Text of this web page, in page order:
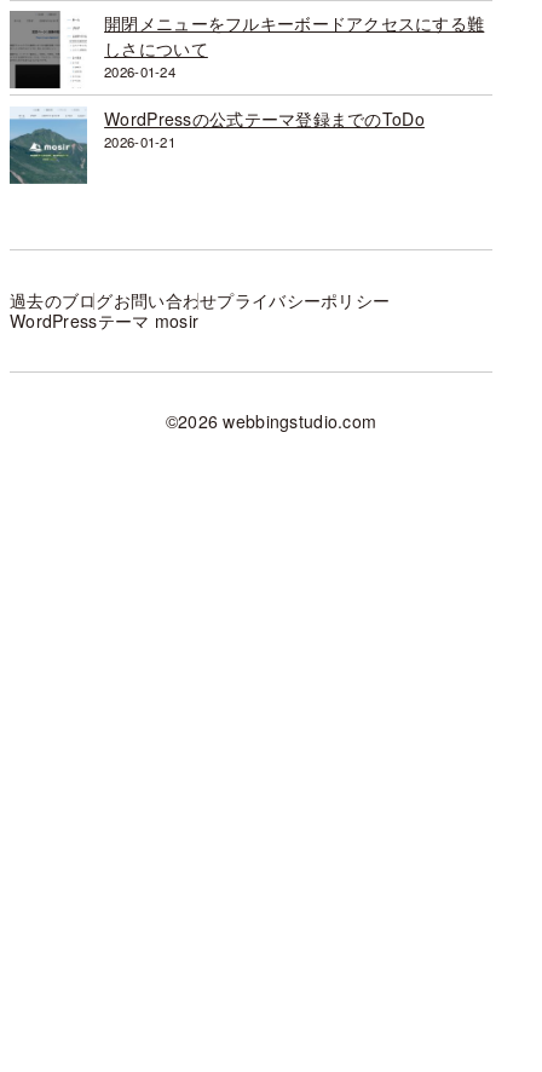
開閉メニューをフルキーボードアクセスにする難
しさについて
2026-01-24
WordPressの公式テーマ登録までのToDo
2026-01-21
過去のブログお問い合わせプライバシーポリシー
WordPressテーマ mosir
©2026 webbingstudio.com